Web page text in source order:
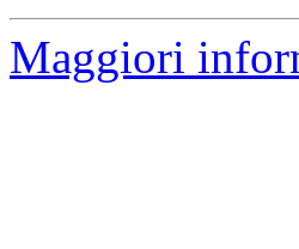
Maggiori